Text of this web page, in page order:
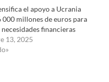
el apoyo a Ucrania
000 millones de euros para
financieras
13, 2025